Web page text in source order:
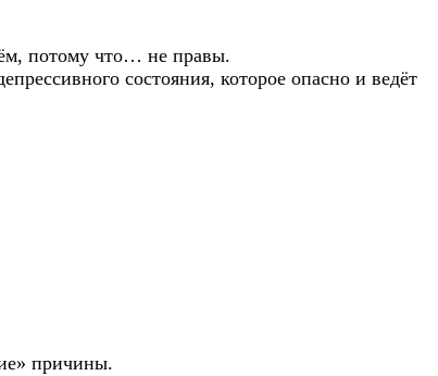
потому что… не правы.
состояния, которое опасно и ведёт
причины.